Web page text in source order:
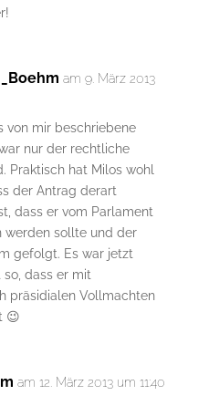
am 9. März 2013
von mir beschriebene
nur der rechtliche
Praktisch hat Milos wohl
der Antrag derart
dass er vom Parlament
werden sollte und der
gefolgt. Es war jetzt
dass er mit
präsidialen Vollmachten
😉
am 12. März 2013 um 11:40